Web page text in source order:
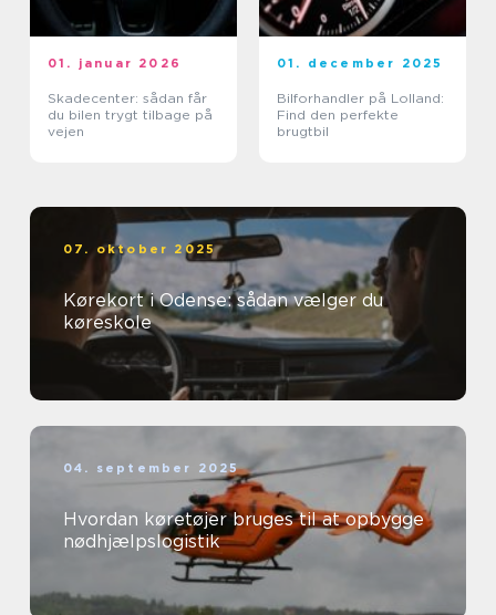
01. januar 2026
Skadecenter: sådan får
du bilen trygt tilbage på
vejen
01. december 2025
Bilforhandler på Lolland:
Find den perfekte
brugtbil
07. oktober 2025
Kørekort i Odense: sådan vælger du
køreskole
04. september 2025
Hvordan køretøjer bruges til at opbygge
nødhjælpslogistik